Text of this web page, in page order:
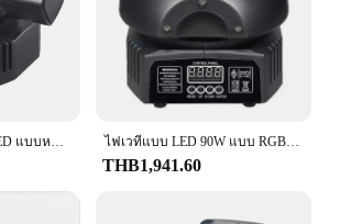
ไฟเวทีแบบ LED 90W แบบ RGB สำหรับ DMX512ไฟดีเจสำหรับดิสโก้งานแต่งงานงานปาร์ตี้ไนท์คลับ
THB1,941.60